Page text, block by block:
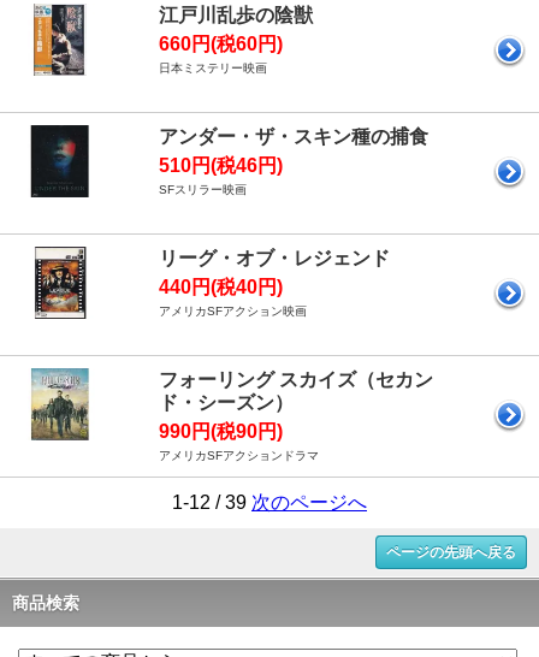
江戸川乱歩の陰獣
660円(税60円)
日本ミステリー映画
アンダー・ザ・スキン種の捕食
510円(税46円)
SFスリラー映画
リーグ・オブ・レジェンド
440円(税40円)
アメリカSFアクション映画
フォーリング スカイズ（セカン
ド・シーズン）
990円(税90円)
アメリカSFアクションドラマ
1-12 / 39 次のページへ
ページの先頭へ戻る
商品検索